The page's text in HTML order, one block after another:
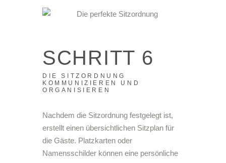
SCHRITT 6
DIE SITZORDNUNG
KOMMUNIZIEREN UND
ORGANISIEREN
Nachdem die Sitzordnung festgelegt ist,
erstellt einen übersichtlichen Sitzplan für
die Gäste. Platzkarten oder
Namensschilder können eine persönliche